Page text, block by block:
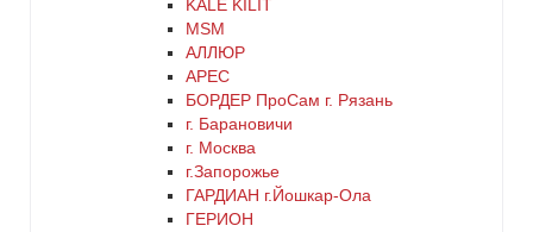
KALE KILIT
MSM
АЛЛЮР
АРЕС
БОРДЕР ПроСам г. Рязань
г. Барановичи
г. Москва
г.Запорожье
ГАРДИАН г.Йошкар-Ола
ГЕРИОН